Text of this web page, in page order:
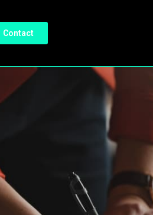
Contact